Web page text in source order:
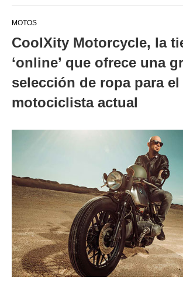
MOTOS
CoolXity Motorcycle, la
‘online’ que ofrece una
selección de ropa para el
motociclista actual